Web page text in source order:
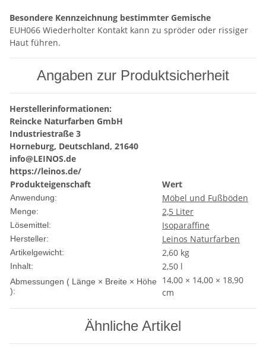
Besondere Kennzeichnung bestimmter Gemische
EUH066 Wiederholter Kontakt kann zu spröder oder rissiger
Haut führen.
Angaben zur Produktsicherheit
Herstellerinformationen:
Reincke Naturfarben GmbH
Industriestraße 3
Horneburg, Deutschland, 21640
info@LEINOS.de
https://leinos.de/
Produkteigenschaft
Wert
Anwendung: Möbel und Fußböden
Menge: 2,5 Liter
Lösemittel: Isoparaffine
Hersteller: Leinos Naturfarben
Artikelgewicht: 2,60 kg
Inhalt: 2,50 l
Abmessungen ( Länge × Breite × Höhe
):
14,00 × 14,00 × 18,90
cm
Ähnliche Artikel